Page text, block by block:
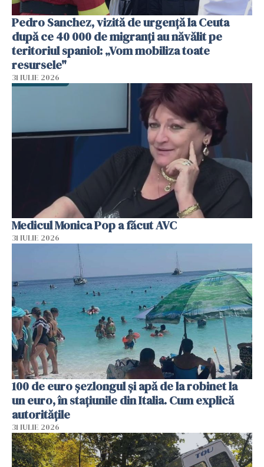
Pedro Sanchez, vizită de urgență la Ceuta
după ce 40 000 de migranți au năvălit pe
teritoriul spaniol: „Vom mobiliza toate
resursele"
31 IULIE 2026
Medicul Monica Pop a făcut AVC
31 IULIE 2026
100 de euro șezlongul și apă de la robinet la
un euro, în stațiunile din Italia. Cum explică
autoritățile
31 IULIE 2026